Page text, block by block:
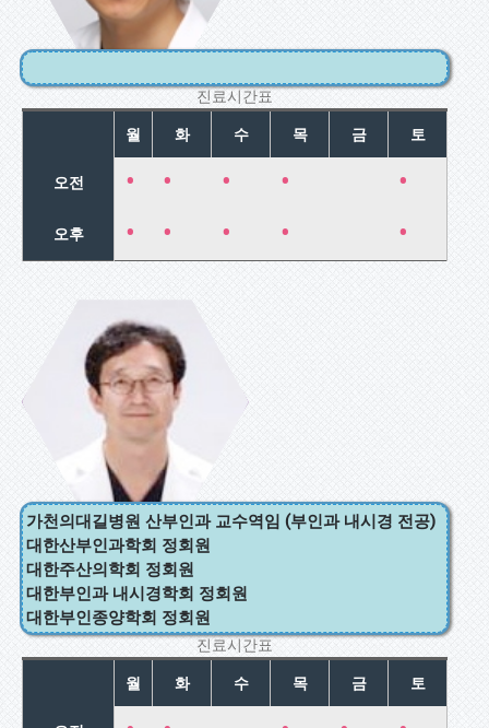
진료시간표
월
화 수 목 금 토
오전 • • • • •
오후 • • • • •
손문성
부인과 내시경
수술/
자궁근종 클리
닉
가천의대길병원 산부인과 교수역임 (부인과 내시경 전공)
대한산부인과학회 정회원
대한주산의학회 정회원
대한부인과 내시경학회 정회원
대한부인종양학회 정회원
진료시간표
월
화 수 목 금 토